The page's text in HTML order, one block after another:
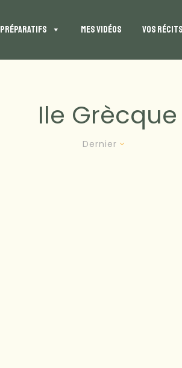
PRÉPARATIFS MES VIDÉOS VOS RÉCITS
Ile Grècque
Dernier